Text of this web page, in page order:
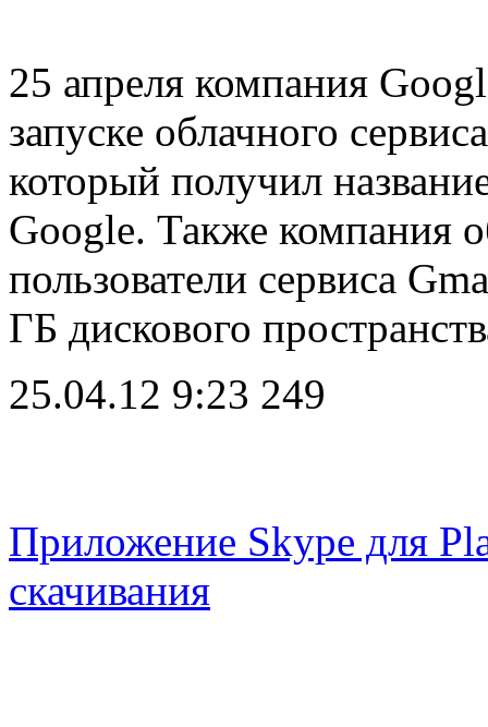
25 апреля компания
запуске облачного
который получил
Google. Также компания
пользователи сервиса
ГБ дискового
25.04.12 9:23 249
Приложение Skype для
скачивания